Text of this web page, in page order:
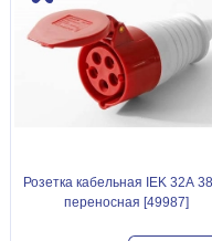
Розетка кабельная IEK 32А
переносная [49987]